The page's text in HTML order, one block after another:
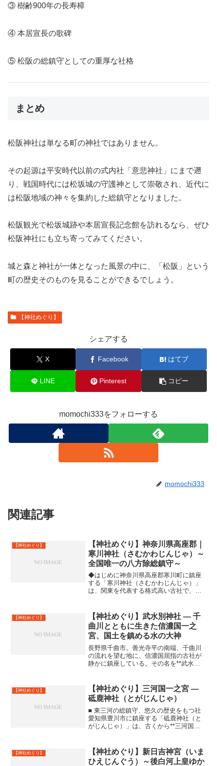
③ 樹齢900年の長寿樟
④ 本居宣長の歌碑
⑤ 松阪の総鎮守としての重厚な社格
まとめ
松阪神社は単なる町の神社ではありません。
その起源は平安時代以前の式内社「意悲神社」にまで遡
り、戦国時代には松坂城の守護神として崇敬され、近代に
は松阪地域の神々を集約した総鎮守となりました。
松阪観光で松坂城跡や本居宣長記念館を訪れるなら、ぜひ
松阪神社にも立ち寄ってみてください。
城と森と神社が一体となった風景の中に、「松阪」という
町の歴史そのものを見ることができるでしょう。
【神社めぐり】
シェアする
X Facebook はてブ
LINE Pinterest コピー
momochi333をフォローする
momochi333
関連記事
【神社めぐり】
【神社めぐり】神奈川県高座郡｜
寒川神社（さむかわじんじゃ）～
全国唯一の八方除総鎮守～
◆はじめに神奈川県高座郡寒川町に鎮座
する「寒川神社（さむかわじんじゃ）」
は、関東を代表する格式高い古社で、全
持ち、古来より国家鎮護・方位除けの神
として朝廷や武将から...
【神社めぐり】
【神社めぐり】武水別神社 ― 千
曲川とともに生きた信濃国一之
宮、国土を鎮める水の大神
長野県千曲市。善光寺平の南端、千曲川
の流れを望む地に、信濃国屈指の古社が
静かに鎮座している。その名を**武水別
はない。信濃国一之宮として古代から国
家的祭祀に関わり、「水...
【神社めぐり】
【神社めぐり】三河国一之宮 ―
砥鹿神社（とがじんじゃ）
■ 東三河の総鎮守、悠久の歴史をもつ社
愛知県豊川市に鎮座する「砥鹿神社（と
がじんじゃ）」は、古くから**三河国一
川稲荷」と並んで豊川市を代表する聖地
であり、地元では...
【神社めぐり】
【神社めぐり】新日吉神宮（いま
ひえじんぐう）～後白河上皇ゆか